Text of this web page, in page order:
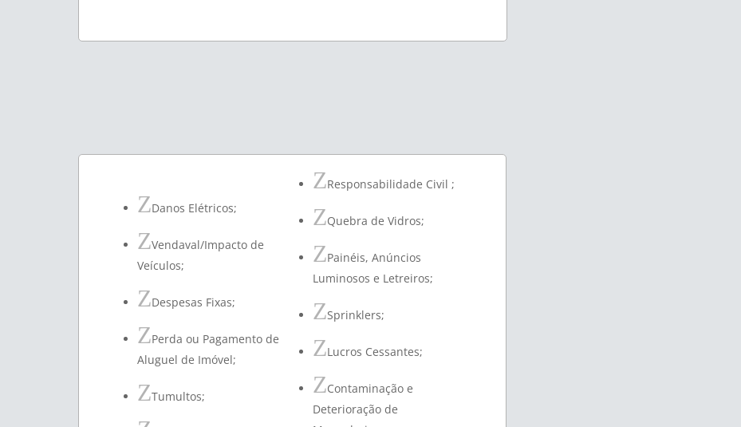
ZDanos Elétricos;
ZVendaval/Impacto de
Veículos;
ZDespesas Fixas;
ZPerda ou Pagamento de
Aluguel de Imóvel;
ZTumultos;
ZResponsabilidade Civil ;
ZQuebra de Vidros;
ZPainéis, Anúncios
Luminosos e Letreiros;
ZSprinklers;
ZLucros Cessantes;
ZContaminação e
Deterioração de